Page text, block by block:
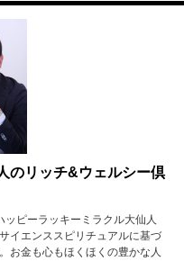
のリッチ&ウェルシー倶
ピーラッキーミラクル大仙人
イエンススピリチュアルに基づ
お金も心もほくほくの豊かな人